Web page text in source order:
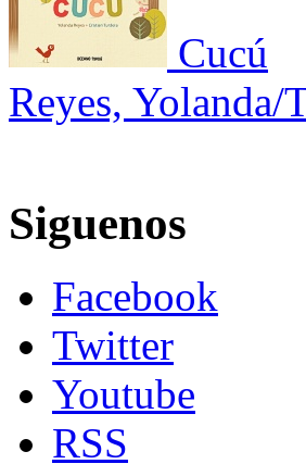
Cucú
Reyes, Yolanda/
Siguenos
Facebook
Twitter
Youtube
RSS